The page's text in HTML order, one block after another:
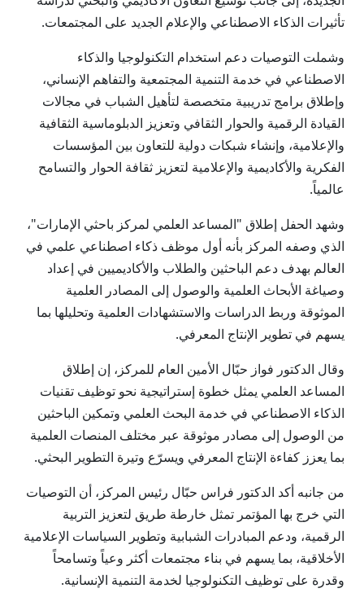
تأثيرات الذكاء الاصطناعي والإعلام الجديد على المجتمعات.
وشملت التوصيات دعم استخدام التكنولوجيا والذكاء
الاصطناعي في خدمة التنمية المجتمعية والتفاهم الإنساني،
وإطلاق برامج تدريبية متخصصة لتأهيل الشباب في مجالات
القيادة الرقمية والحوار الثقافي وتعزيز الدبلوماسية الثقافية
والإعلامية، وإنشاء شبكات دولية للتعاون بين المؤسسات
الفكرية والأكاديمية والإعلامية لتعزيز ثقافة الحوار والتسامح
عالمياً.
وشهد الحفل إطلاق "المساعد العلمي لمركز باحثي الإمارات"،
الذي وصفه المركز بأنه أول موظف ذكاء اصطناعي علمي في
العالم بهدف دعم الباحثين والطلاب والأكاديميين في إعداد
وصياغة الأبحاث العلمية والوصول إلى المصادر العلمية
الموثوقة وربط الدراسات والاستشهادات العلمية وتحليلها بما
يسهم في تطوير الإنتاج المعرفي.
وقال الدكتور فواز حبّال الأمين العام للمركز، إن إطلاق
المساعد العلمي يمثل خطوة إستراتيجية نحو توظيف تقنيات
الذكاء الاصطناعي في خدمة البحث العلمي وتمكين الباحثين
من الوصول إلى مصادر موثوقة عبر مختلف المنصات العلمية
بما يعزز كفاءة الإنتاج المعرفي ويسرّع وتيرة التطوير البحثي.
من جانبه أكد الدكتور فراس حبّال رئيس المركز، أن التوصيات
التي خرج بها المؤتمر تمثل خارطة طريق لتعزيز التربية
الرقمية، ودعم المبادرات الشبابية وتطوير السياسات الإعلامية
الأخلاقية، بما يسهم في بناء مجتمعات أكثر وعياً وتسامحاً
وقدرة على توظيف التكنولوجيا لخدمة التنمية الإنسانية.